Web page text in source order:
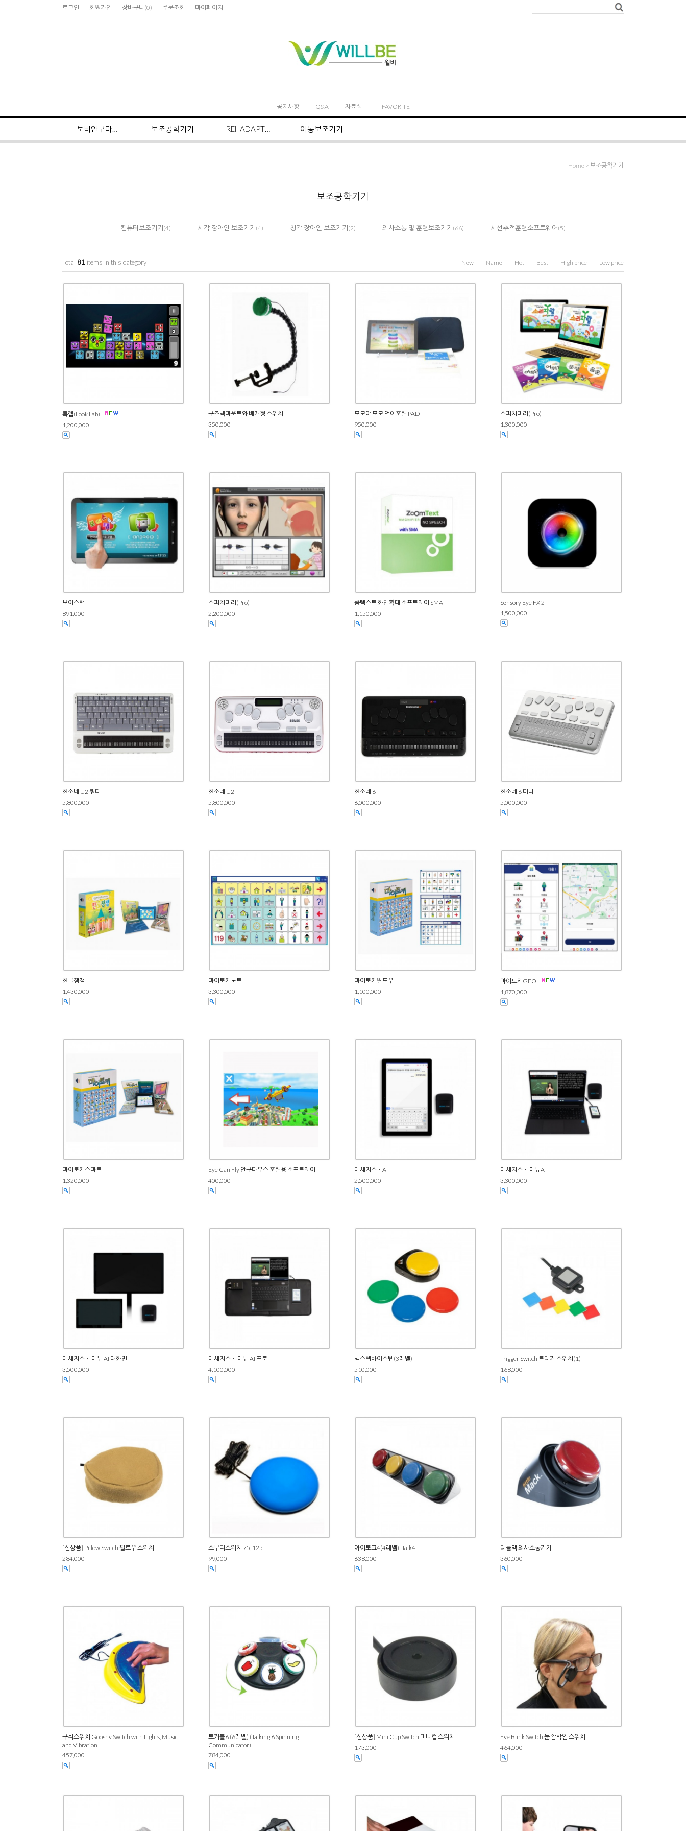
로그인 회원가입 장바구니 (0) 주문조회 마이페이지
공지사항 Q&A 자료실 +FAVORITE
토비안구마우스 보조공학기기 REHADAPT마운트 시스템 이동보조기기
Home > 보조공학기기
보조공학기기
컴퓨터보조기기 (4) 시각 장애인 보조기기 (4) 청각 장애인 보조기기 (2) 의사소통 및 훈련보조기기 (66) 시선추적훈련소프트웨어 (5)
Total 81 items in this category New Name Hot Best High price Low price
룩랩(Look Lab)
1,200,000
구즈넥마운트와 베개형 스위치
350,000
모모야 모모 언어훈련 PAD
950,000
스피치미러(Pro)
1,300,000
보이스탭
891,000
스피치미러(Pro)
2,200,000
줌텍스트 화면확대 소프트웨어 SMA
1,150,000
Sensory Eye FX 2
1,500,000
한소네 U2 쿼티
5,800,000
한소네 U2
5,800,000
한소네 6
6,000,000
한소네 6 미니
5,000,000
한글잼잼
1,430,000
마이토키노트
3,300,000
마이토키윈도우
1,100,000
마이토키GEO
1,870,000
마이토키스마트
1,320,000
Eye Can Fly 안구마우스 훈련용 소프트웨어
400,000
메세지스톤AI
2,500,000
메세지스톤 에듀A
3,300,000
메세지스톤 에듀 AI 대화면
3,500,000
메세지스톤 에듀 AI 프로
4,100,000
빅스텝바이스텝(3레벨)
510,000
Trigger Switch 트리거 스위치(1)
168,000
[신상품] Pillow Switch 필로우 스위치
284,000
스무디스위치 75, 125
99,000
아이토크4(4레벨) iTalk4
638,000
리틀맥 의사소통기기
360,000
구쉬스위치 Gooshy Switch with Lights, Music
and Vibration
457,000
토커블6 (6레벨) (Talking 6 Spinning
Communicator)
784,000
[신상품] Mini Cup Switch 미니컵 스위치
173,000
Eye Blink Switch 눈 깜박임 스위치
464,000